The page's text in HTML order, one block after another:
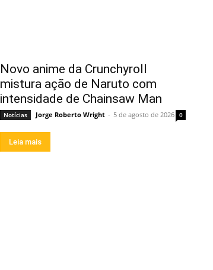
Novo anime da Crunchyroll
mistura ação de Naruto com
intensidade de Chainsaw Man
Notícias Jorge Roberto Wright - 5 de agosto de 2026 0
Leia mais